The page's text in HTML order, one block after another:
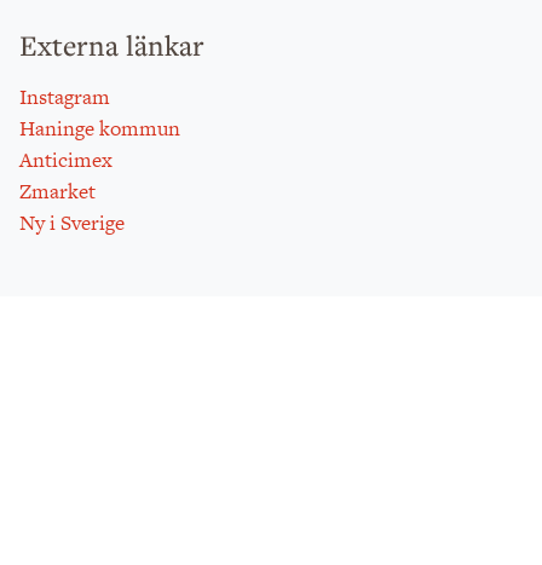
Externa länkar
Instagram
Haninge kommun
Anticimex
Zmarket
Ny i Sverige